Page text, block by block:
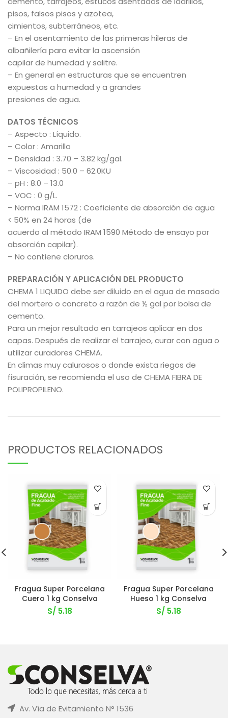
pisos, falsos pisos y azotea,
cimientos, subterráneos, etc.
– En el asentamiento de las primeras hileras de
albañilería para evitar la ascensión
capilar de humedad y salitre.
– En general en estructuras que se encuentren
expuestas a humedad y a grandes
presiones de agua.
DATOS TÉCNICOS
– Aspecto : Líquido.
– Color : Amarillo
– Densidad : 3.70 – 3.82 kg/gal.
– Viscosidad : 50.0 – 62.0KU
– pH : 8.0 – 13.0
– VOC : 0 g/L.
– Norma IRAM 1572 : Coeficiente de absorción de agua
< 50% en 24 horas (de
acuerdo al método IRAM 1590 Método de ensayo por
absorción capilar).
– No contiene cloruros.
PREPARACIÓN Y APLICACIÓN DEL PRODUCTO
CHEMA 1 LIQUIDO debe ser diluido en el agua de masado
del mortero o concreto a razón de ½ gal por bolsa de
cemento.
Para un mejor resultado en tarrajeos aplicar en dos
capas. Después de realizar el tarrajeo, curar con agua o
utilizar curadores CHEMA.
En climas muy calurosos o donde exista riegos de
fisuración, se recomienda el uso de CHEMA FIBRA DE
POLIPROPILENO.
PRODUCTOS RELACIONADOS
Fragua Super Porcelana
Cuero 1 kg Conselva
S/ 5.18
Fragua Super Porcelana
Hueso 1 kg Conselva
S/ 5.18
Av. Vía de Evitamiento N° 1536